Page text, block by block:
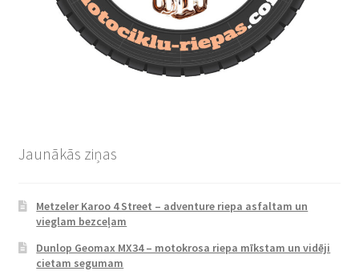
Jaunākās ziņas
Metzeler Karoo 4 Street – adventure riepa asfaltam un
vieglam bezceļam
Dunlop Geomax MX34 – motokrosa riepa mīkstam un vidēji
cietam segumam